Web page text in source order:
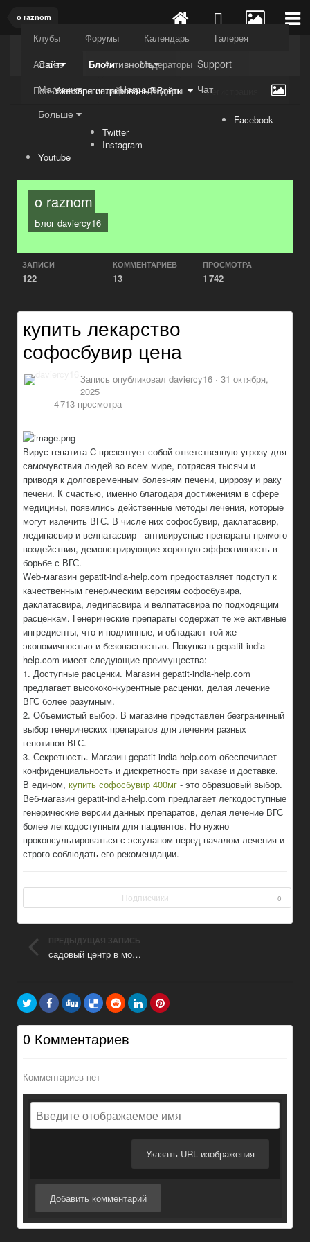
o raznom
Kuli4kam.net Дружный форум
Сайт
Клубы Форумы Календарь
Галерея
Articles
Блоги
Модераторы
Пользователи онлайн
Лидеры
Активность
Support
Магазин
Награды
Чат
Больше
Уже зарегистрированы? Войти Регистрация
Facebook
Twitter
Instagram
Youtube
o raznom
Блог daviercy16
ЗАПИСИ
122
КОММЕНТАРИЕВ
13
ПРОСМОТРА
1 742
купить лекарство
софосбувир цена
Запись опубликовал daviercy16 · 31 октября,
2025
4 713 просмотра
Вирус гепатита C презентует собой ответственную угрозу для
самочувствия людей во всем мире, потрясая тысячи и
приводя к долговременным болезням печени, циррозу и раку
печени. К счастью, именно благодаря достижениям в сфере
медицины, появились действенные методы лечения, которые
могут излечить ВГС. В числе них софосбувир, даклатасвир,
ледипасвир и велпатасвир - антивирусные препараты прямого
воздействия, демонстрирующие хорошую эффективность в
борьбе с ВГС.
Web-магазин gepatit-india-help.com предоставляет подступ к
качественным генерическим версиям софосбувира,
даклатасвира, ледипасвира и велпатасвира по подходящим
расценкам. Генерические препараты содержат те же активные
ингредиенты, что и подлинные, и обладают той же
экономичностью и безопасностью. Покупка в gepatit-india-
help.com имеет следующие преимущества:
1. Доступные расценки. Магазин gepatit-india-help.com
предлагает высококонкурентные расценки, делая лечение
ВГС более разумным.
2. Объемистый выбор. В магазине представлен безграничный
выбор генерических препаратов для лечения разных
генотипов ВГС.
3. Секретность. Магазин gepatit-india-help.com обеспечивает
конфиденциальность и дискретность при заказе и доставке.
В едином, купить софосбувир 400мг - это образцовый выбор.
Веб-магазин gepatit-india-help.com предлагает легкодоступные
генерические версии данных препаратов, делая лечение ВГС
более легкодоступным для пациентов. Но нужно
проконсультироваться с эскулапом перед началом лечения и
строго соблюдать его рекомендации.
Подписчики 0
ПРЕДЫДУЩАЯ ЗАПИСЬ
садовый центр в москве
0 Комментариев
Комментариев нет
Указать URL изображения
Добавить комментарий